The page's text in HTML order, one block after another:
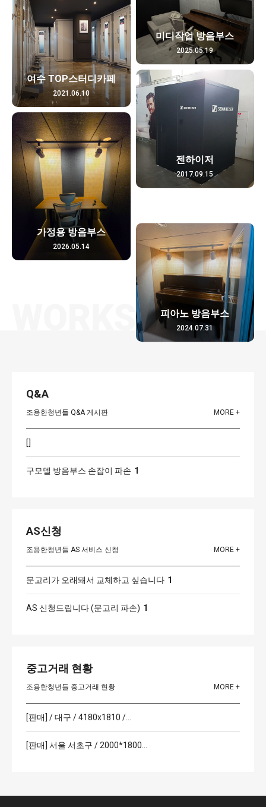
여수 TOP스터디카페
2021.06.10
미디작업 방음부스
2025.05.19
가정용 방음부스
2026.05.14
젠하이저
2017.09.15
피아노 방음부스
2024.07.31
Q&A
조용한청년들 Q&A 게시판 MORE +
[]
구모델 방음부스 손잡이 파손 1
AS신청
조용한청년들 AS 서비스 신청 MORE +
문고리가 오래돼서 교체하고 싶습니다 1
AS 신청드립니다 (문고리 파손) 1
중고거래 현황
조용한청년들 중고거래 현황 MORE +
[판매] / 대구 / 4180x1810 /…
[판매] 서울 서초구 / 2000*1800…